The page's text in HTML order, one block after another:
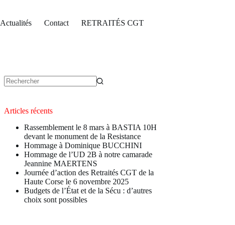
Actualités Contact RETRAITÉS CGT
Articles récents
Rassemblement le 8 mars à BASTIA 10H
devant le monument de la Resistance
Hommage à Dominique BUCCHINI
Hommage de l’UD 2B à notre camarade
Jeannine MAERTENS
Journée d’action des Retraités CGT de la
Haute Corse le 6 novembre 2025
Budgets de l’État et de la Sécu : d’autres
choix sont possibles